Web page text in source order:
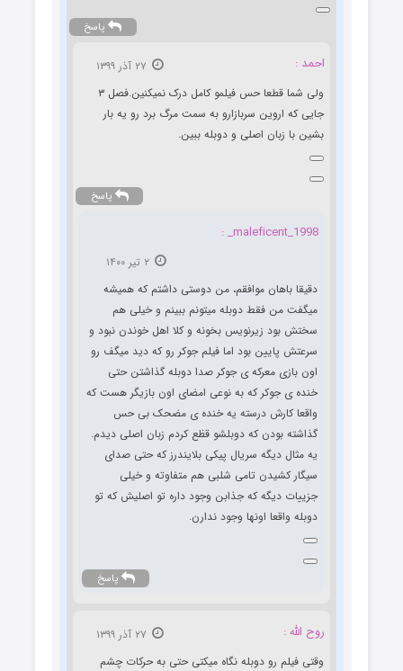
پاسخ
احمد :
ولی شما قطعا حس فیلمو کامل درک نمیکنین.فصل ۳
جایی که اروین سربازارو به سمت مرگ برد رو یه بار
بشین با زبان اصلی و دوبله ببین.
پاسخ
maleficent_1998_ :
۲ تیر ۱۴۰۰
دقیقا باهان موافقم، من دوستی داشتم که همیشه
میگفت من فقط دوبله میتونم ببینم و خیلی هم
سختش بود زیرنویس بخونه و کلا اهل خوندن نبود و
سرعتش پایین بود اما فیلم جوکر رو که دید میگف رو
اون بازی معرکه ی جوکر صدا دوبله گذاشتن حتی
خنده ی جوکر که به نوعی امضای اون بازیگر هست که
واقعا کارش درسته یه خنده ی مضحک بی حس
گذاشته بودن که دوبلشو قظع کردم زبان اصلی دیدم.
یه مثال دیگه سریال پیکی بلایندرز که حتی صدای
سیگار کشیدن تامی شلبی هم متفاوته و خیلی
جزییات دیگه که جذابن وجود داره تو اصلیش که تو
دوبله واقعا اونها وجود ندارن.
پاسخ
روح الله :
وقتی فیلم رو دوبله نگاه میکتی حتی به حرکات چشم